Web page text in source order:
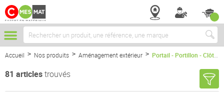
Chercher
Accueil Nos produits Aménagement extérieur Portail - Portillon - Clôture
81 articlestrouvés